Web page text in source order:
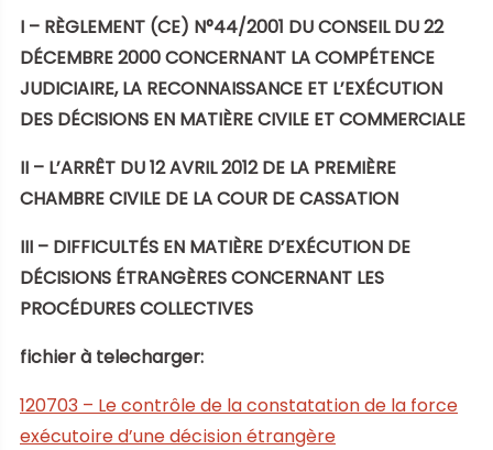
I – RÈGLEMENT (CE) N°44/2001 DU CONSEIL DU 22
DÉCEMBRE 2000 CONCERNANT LA COMPÉTENCE
JUDICIAIRE, LA RECONNAISSANCE ET L’EXÉCUTION
DES DÉCISIONS EN MATIÈRE CIVILE ET COMMERCIALE
II – L’ARRÊT DU 12 AVRIL 2012 DE LA PREMIÈRE
CHAMBRE CIVILE DE LA COUR DE CASSATION
III – DIFFICULTÉS EN MATIÈRE D’EXÉCUTION DE
DÉCISIONS ÉTRANGÈRES CONCERNANT LES
PROCÉDURES COLLECTIVES
fichier à telecharger:
120703 – Le contrôle de la constatation de la force
exécutoire d’une décision étrangère